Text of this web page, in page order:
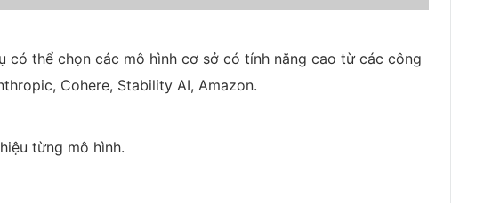
có thể chọn các mô hình cơ sở có tính năng cao từ các công
Cohere, Stability AI, Amazon.
từng mô hình.